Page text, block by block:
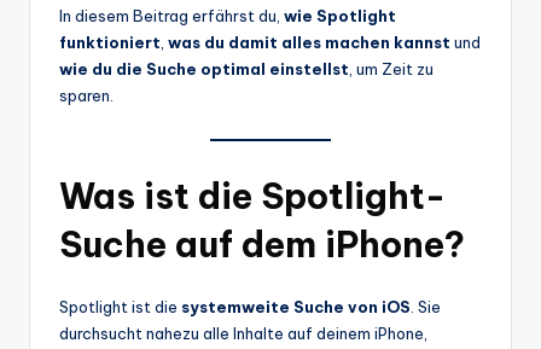
In diesem Beitrag erfährst du, wie Spotlight
funktioniert was du damit alles machen kannst und
wie du die Suche optimal einstellst , um Zeit zu
sparen.
Was ist die Spotlight-
Suche auf dem iPhone?
Spotlight ist die systemweite Suche von iOS . Sie
durchsucht nahezu alle Inhalte auf deinem iPhone,